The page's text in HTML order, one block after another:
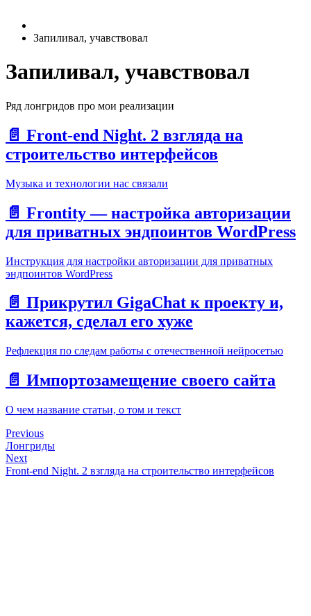
Запиливал, учавствовал
Запиливал, учавствовал
Ряд лонгридов про мои реализации
📄️ Front-end Night. 2 взгляда на
строительство интерфейсов
Музыка и технологии нас связали
📄️ Frontity — настройка авторизации
для приватных эндпоинтов WordPress
Инструкция для настройки авторизации для приватных
эндпоинтов WordPress
📄️ Прикрутил GigaChat к проекту и,
кажется, сделал его хуже
Рефлекция по следам работы с отечественной нейросетью
📄️ Импортозамещение своего сайта
О чем название статьи, о том и текст
Previous
Лонгриды
Next
Front-end Night. 2 взгляда на строительство интерфейсов